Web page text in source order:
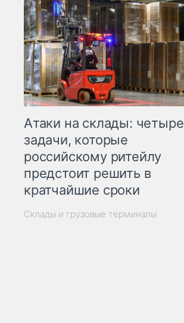
Атаки на склады: четыре
задачи, которые
российскому ритейлу
предстоит решить в
кратчайшие сроки
Склады и грузовые терминалы